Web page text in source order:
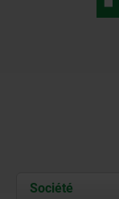
Société